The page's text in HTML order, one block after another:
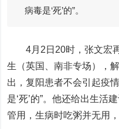
病毒是‘死’的”。
4月2日20时，张文宏再
生（英国、南非专场），
出，复阳患者不会引起疫
是‘死’的”。他还给出生活
管用，生病时吃粥并无用